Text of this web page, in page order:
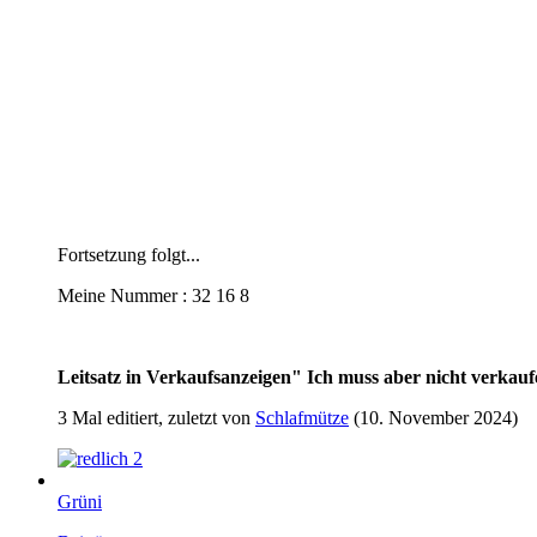
Fortsetzung folgt...
Meine Nummer : 32 16 8
Leitsatz in Verkaufsanzeigen" Ich muss aber nicht
3 Mal editiert, zuletzt von Schlafmütze (10. November 2024)
2
Grüni